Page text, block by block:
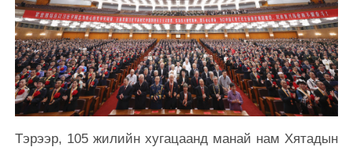
Тэрээр, 105 жилийн хугацаанд манай нам Хятадын